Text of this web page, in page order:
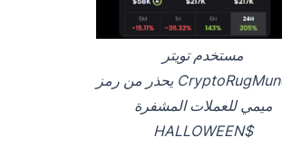
مستخدم تويتر
@CryptoRugMunch يحذر من رمز
ميمي للعملات المشفرة
$HALLOWEEN